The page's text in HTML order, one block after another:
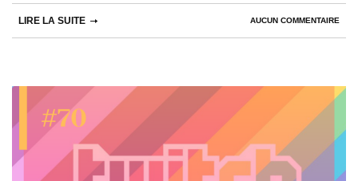
AUCUN COMMENTAIRE
LIRE LA SUITE